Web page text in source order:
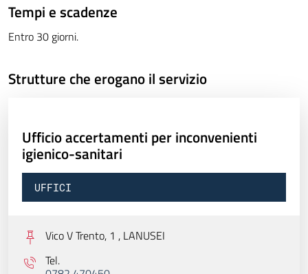
Tempi e scadenze
Entro 30 giorni.
Strutture che erogano il servizio
Ufficio accertamenti per inconvenienti
igienico-sanitari
UFFICI
Vico V Trento, 1 , LANUSEI
Tel.